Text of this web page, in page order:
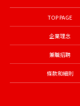
TOP PAGE
企業理念
兼職招聘
條款和細則